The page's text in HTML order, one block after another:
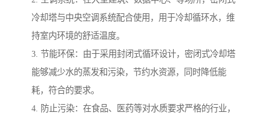
冷却塔与中央空调系统配合使用，用于冷却循环水，维
持室内环境的舒适温度。
3. 节能环保：由于采用封闭式循环设计，密闭式冷却塔
能够减少水的蒸发和污染，节约水资源，同时降低能
耗，符合的要求。
4. 防止污染：在食品、医药等对水质要求严格的行业，